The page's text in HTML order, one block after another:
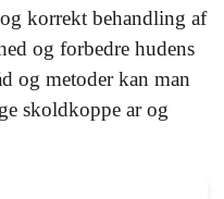
korrekt behandling af
og forbedre hudens
og metoder kan man
skoldkoppe ar og